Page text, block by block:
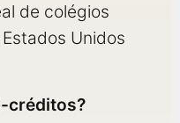
de colégios
Unidos
créditos?